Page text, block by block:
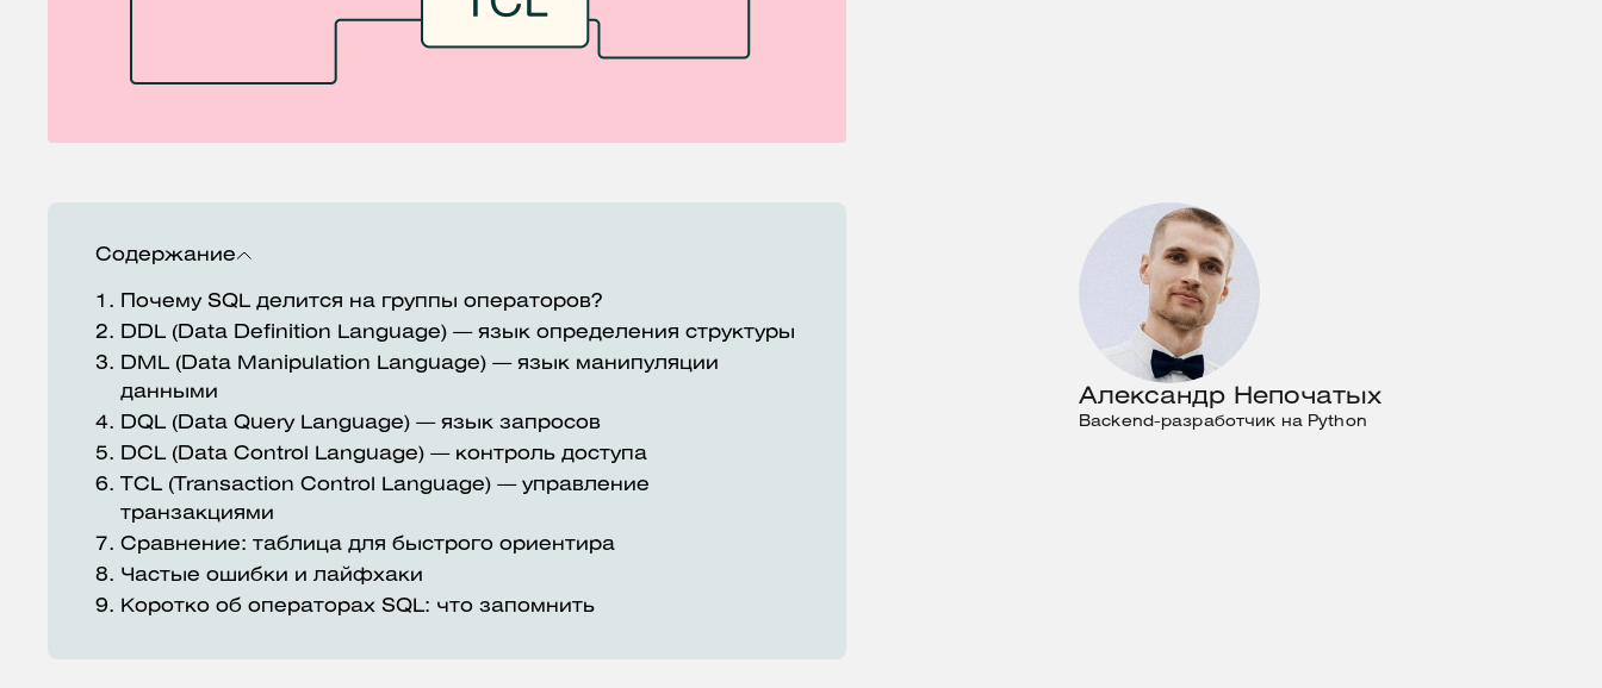
Содержание
1.
Почему SQL делится на группы операторов?
2. DDL (Data Definition Language) — язык определения структуры
3. DML (Data Manipulation Language) — язык манипуляции
данными
4. DQL (Data Query Language) — язык запросов
5. DCL (Data Control Language) — контроль доступа
6.
TCL (Transaction Control Language) — управление
транзакциями
7. Сравнение: таблица для быстрого ориентира
8. Частые ошибки и лайфхаки
9. Коротко об операторах SQL: что запомнить
Александр Непочатых
Backend-разработчик на Python